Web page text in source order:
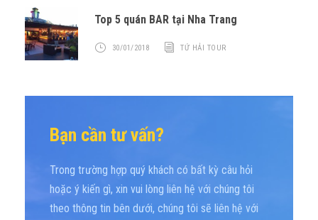
Top 5 quán BAR tại Nha Trang
30/01/2018 TỨ HẢI TOUR
Bạn cần tư vấn?
Trong trường hợp quý khách có bất kỳ câu hỏi
hoặc ý kiến gì, xin vui lòng liên hệ với chúng tôi
theo thông tin bên dưới, chúng tôi sẽ liên hệ với